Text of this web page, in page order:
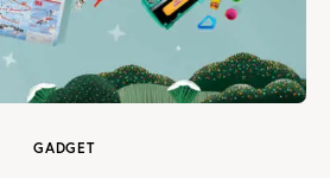
GADGET